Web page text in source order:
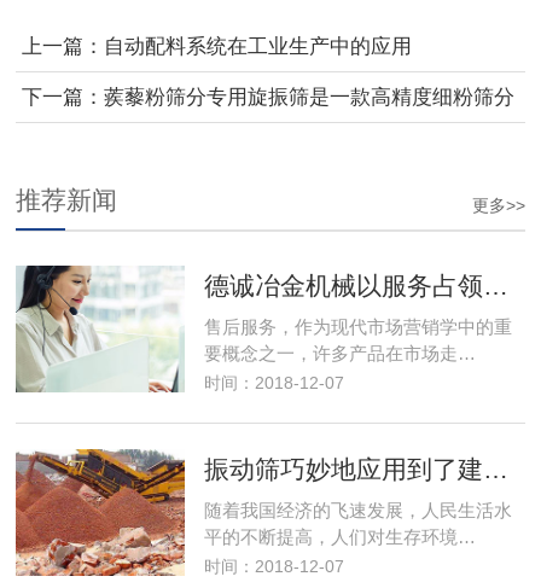
上一篇：自动配料系统在工业生产中的应用
下一篇：蒺藜粉筛分专用旋振筛是一款高精度细粉筛分
更多>>
推荐新闻
售后服务，作为现代市场营销学中的重
要概念之一，许多产品在市场走…
时间：2018-12-07
随着我国经济的飞速发展，人民生活水
平的不断提高，人们对生存环境…
时间：2018-12-07